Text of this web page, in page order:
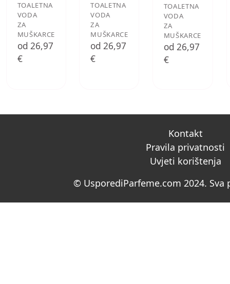
TOALETNA
VODA
ZA
MUŠKARCE
od 26,97
€
TOALETNA
VODA
ZA
MUŠKARCE
od 26,97
€
TOALETNA
VODA
ZA
MUŠKARCE
od 26,97
€
Kontakt
Pravila privatnosti
Uvjeti korištenja
© UsporediParfeme.com 2024. Sva